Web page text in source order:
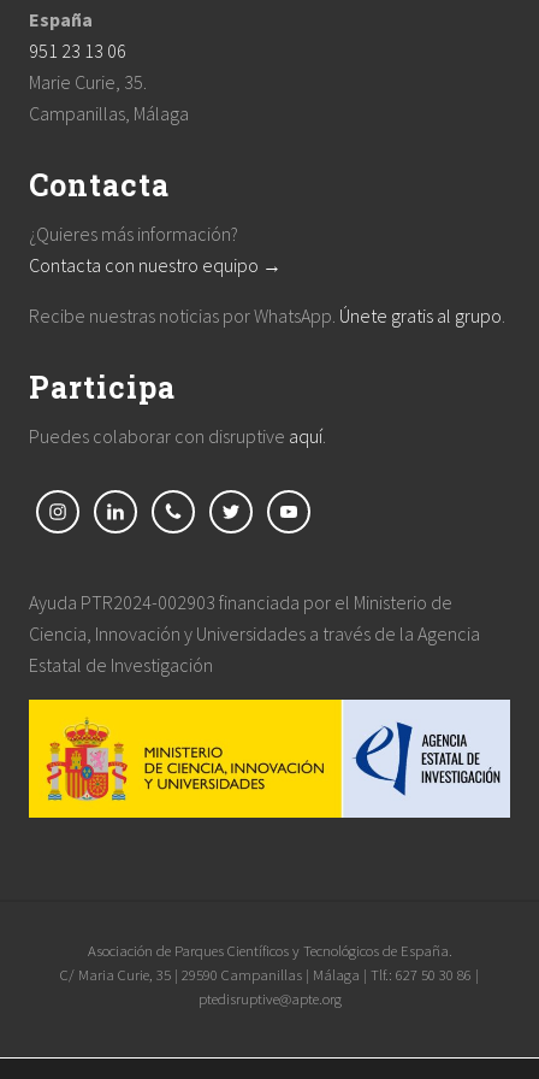
España
951 23 13 06
Marie Curie, 35.
Campanillas, Málaga
Contacta
¿Quieres más información?
Contacta con nuestro equipo →
Recibe nuestras noticias por WhatsApp. Únete gratis al grupo.
Participa
Puedes colaborar con disruptive aquí.
Ayuda PTR2024-002903 financiada por el Ministerio de
Ciencia, Innovación y Universidades a través de la Agencia
Estatal de Investigación
Footer
Asociación de Parques Científicos y Tecnológicos de España.
C/ Maria Curie, 35 | 29590 Campanillas | Málaga | Tlf.: 627 50 30 86 |
ptedisruptive@apte.org